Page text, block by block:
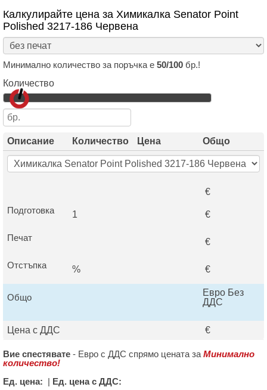
Калкулирайте цена за Химикалка Senator Point
Polished 3217-186 Червена
Минимално количество за поръчка е 50/100 бр.!
Количество
Описание Количество Цена Общо
€
Подготовка
1 €
Печат €
Отстъпка % €
Общо
Евро Без
ДДС
Цена с ДДС €
Вие спестявате - Евро с ДДС спрямо цената за Минимално
количество!
Ед. цена: | Ед. цена с ДДС: